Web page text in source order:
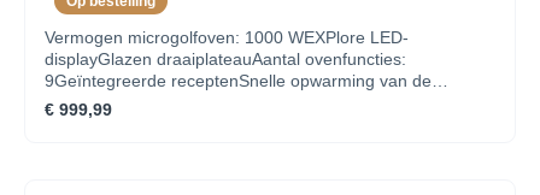
drukknop
Vermogen microgolfoven: 1000 WEXPlore LED-
displayGlazen draaiplateauAantal ovenfuncties:
9Geïntegreerde receptenSnelle opwarming van de
ovenIsofront® Top ovendeur met hittewerende
structuurOvenvolume: 44 literVerzinkbare
€ 999,99